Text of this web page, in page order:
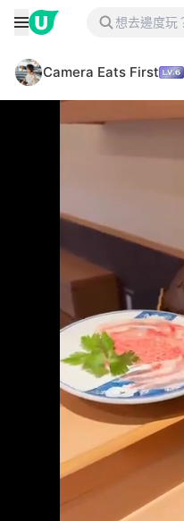
Camera Eats First